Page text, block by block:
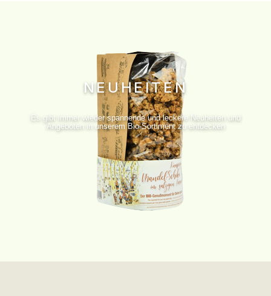
NEUHEITEN
Es gibt immer wieder spannende und leckere Neuheiten und
Angeboten in unserem Bio-Sortiment zu entdecken